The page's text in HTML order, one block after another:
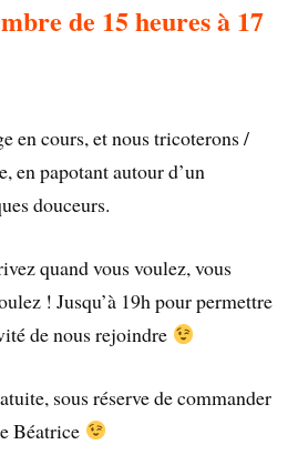
de 15 heures à 17
en cours, et nous tricoterons /
en papotant autour d’un
douceurs.
quand vous voulez, vous
! Jusqu’à 19h pour permettre
de nous rejoindre
sous réserve de commander
Béatrice